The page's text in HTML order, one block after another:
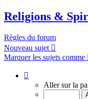
Religions &
Règles du forum
Nouveau sujet
Marquer les sujets comme
sur
Aller sur la